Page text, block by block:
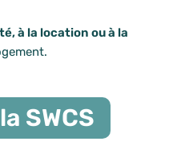
à la location ou à la
SWCS